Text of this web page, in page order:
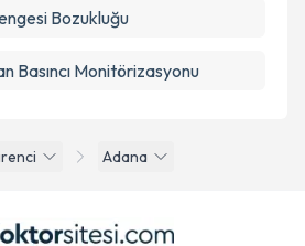
Adana
Bozukluğu
Basıncı Monitörizasyonu